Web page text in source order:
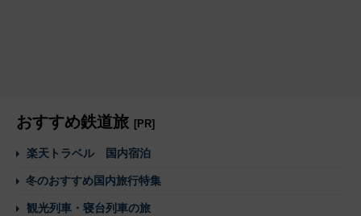
おすすめ鉄道旅 [PR]
楽天トラベル 国内宿泊
冬のおすすめ国内旅行特集
観光列車・寝台列車の旅